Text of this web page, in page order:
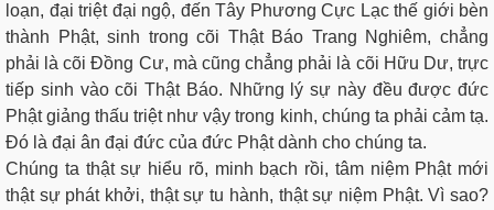
loạn, đại triệt đại ngộ, đến Tây Phương Cực Lạc thế giới bèn
thành Phật, sinh trong cõi Thật Báo Trang Nghiêm, chẳng
phải là cõi Đồng Cư, mà cũng chẳng phải là cõi Hữu Dư, trực
tiếp sinh vào cõi Thật Báo. Những lý sự này đều được đức
Phật giảng thấu triệt như vậy trong kinh, chúng ta phải cảm tạ.
Đó là đại ân đại đức của đức Phật dành cho chúng ta.
Chúng ta thật sự hiểu rõ, minh bạch rồi, tâm niệm Phật mới
thật sự phát khởi, thật sự tu hành, thật sự niệm Phật. Vì sao?